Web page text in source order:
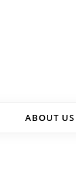
ABOUT US